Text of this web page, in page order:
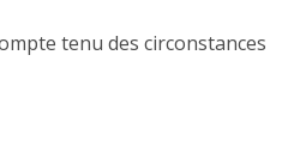
tenu des circonstances